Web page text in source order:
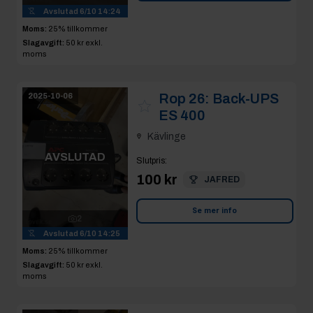
Avslutad 6/10 14:24
Moms: 25% tillkommer
Slagavgift: 50 kr exkl.
moms
2025-10-06
AVSLUTAD
Avslutad 6/10 14:25
Moms: 25% tillkommer
Slagavgift: 50 kr exkl.
moms
Rop 26: Back-UPS
ES 400
Kävlinge
Slutpris:
100 kr JAFRED
Se mer info